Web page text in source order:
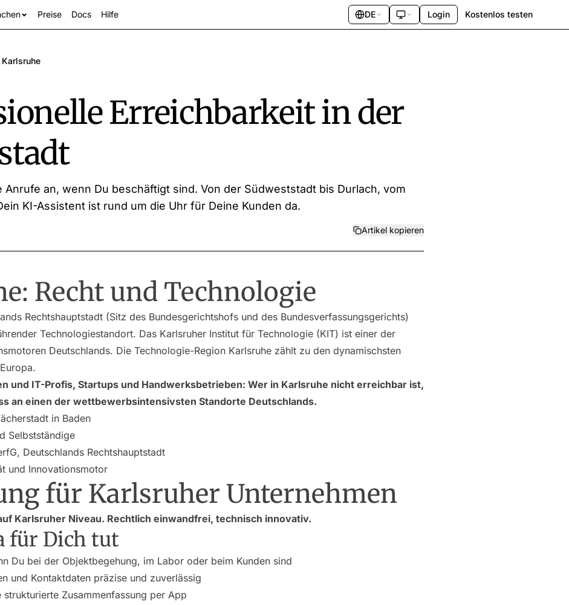
Preise Docs Hilfe DE Login Kostenlos testen
Karlsruhe
Erreichbarkeit in der
Anrufe an, wenn Du beschäftigt sind. Von der Südweststadt bis Durlach, vom
KI-Assistent ist rund um die Uhr für Deine Kunden da.
Artikel kopieren
Recht und Technologie
Rechtshauptstadt (Sitz des Bundesgerichtshofs und des Bundesverfassungsgerichts)
Technologiestandort. Das Karlsruher Institut für Technologie (KIT) ist einer der
Deutschlands. Die Technologie-Region Karlsruhe zählt zu den dynamischsten
und IT-Profis, Startups und Handwerksbetrieben: Wer in Karlsruhe nicht erreichbar ist,
an einen der wettbewerbsintensivsten Standorte Deutschlands.
in Baden
Selbstständige
Deutschlands Rechtshauptstadt
und Innovationsmotor
für Karlsruher Unternehmen
Karlsruher Niveau. Rechtlich einwandfrei, technisch innovativ.
für Dich tut
Du bei der Objektbegehung, im Labor oder beim Kunden sind
und Kontaktdaten präzise und zuverlässig
Zusammenfassung per App